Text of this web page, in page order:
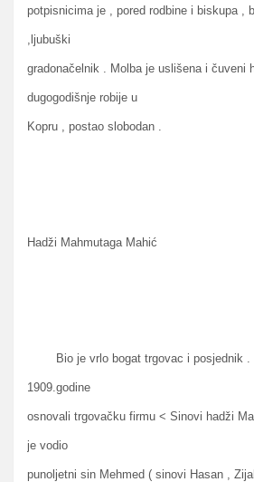
potpisnicima je , pored rodbine i biskupa ,
,ljubuški
gradonačelnik . Molba je uslišena i čuveni
dugogodišnje robije u
Kopru , postao slobodan .
Hadži Mahmutaga Mahić
Bio je vrlo bogat trgovac i posjednik .
1909.godine
osnovali trgovačku firmu < Sinovi hadži
je vodio
punoljetni sin Mehmed ( sinovi Hasan ,